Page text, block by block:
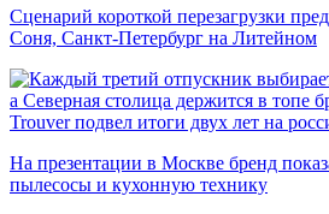
Сценарий короткой перезагрузки
Соня, Санкт-Петербург на Литейном
Trouver подвел итоги двух лет на
На презентации в Москве бренд
пылесосы и кухонную технику